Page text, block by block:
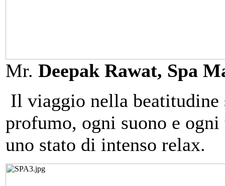
Mr. Deepak Rawat, Spa
Il viaggio nella beatitudine
profumo, ogni suono e
uno stato di intenso relax.